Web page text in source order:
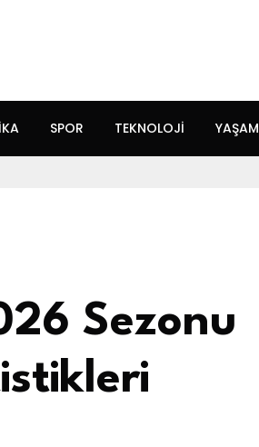
SPOR TEKNOLOJI YAŞAM
Sezonu